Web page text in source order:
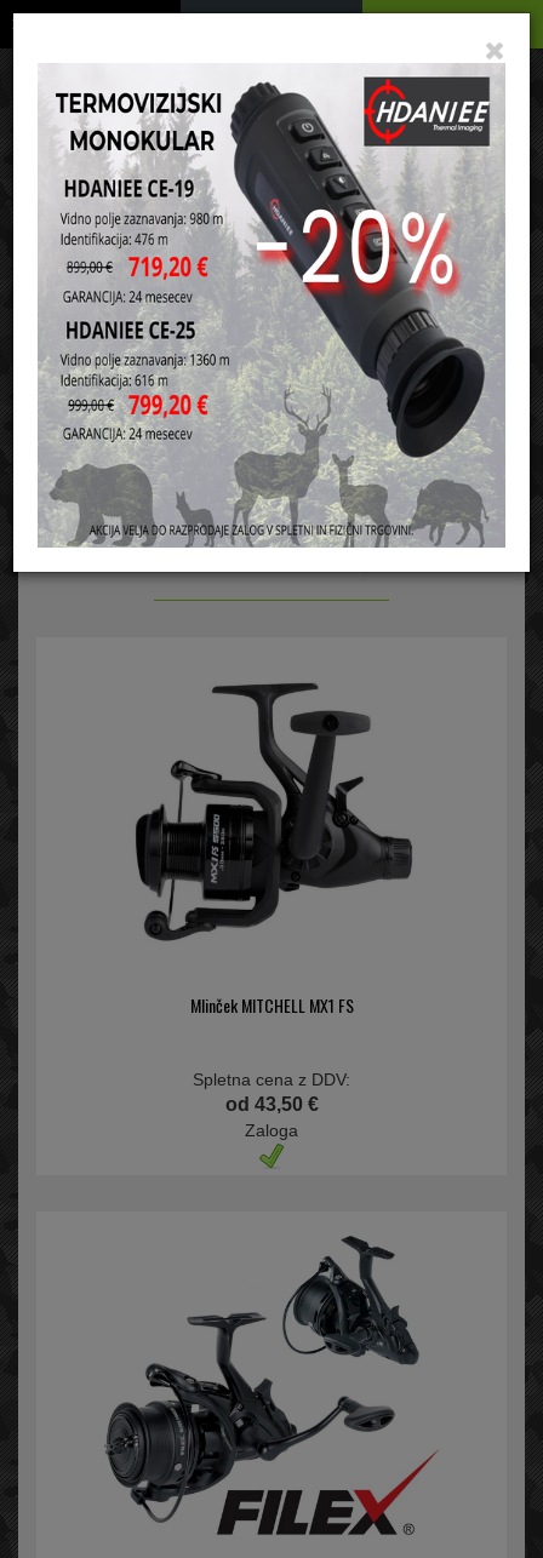
de
Vaša košarica je še prazna
Domov Ribičija Mlinčki Baitrunner mlinčki
Razvrsti po: ceni nazivu
Baitrunner mlinčki
Mlinček MITCHELL MX1 FS
Spletna cena z DDV:
od 43,50 €
Zaloga